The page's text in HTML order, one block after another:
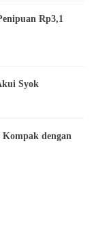
Rp3,1
Syok
dengan